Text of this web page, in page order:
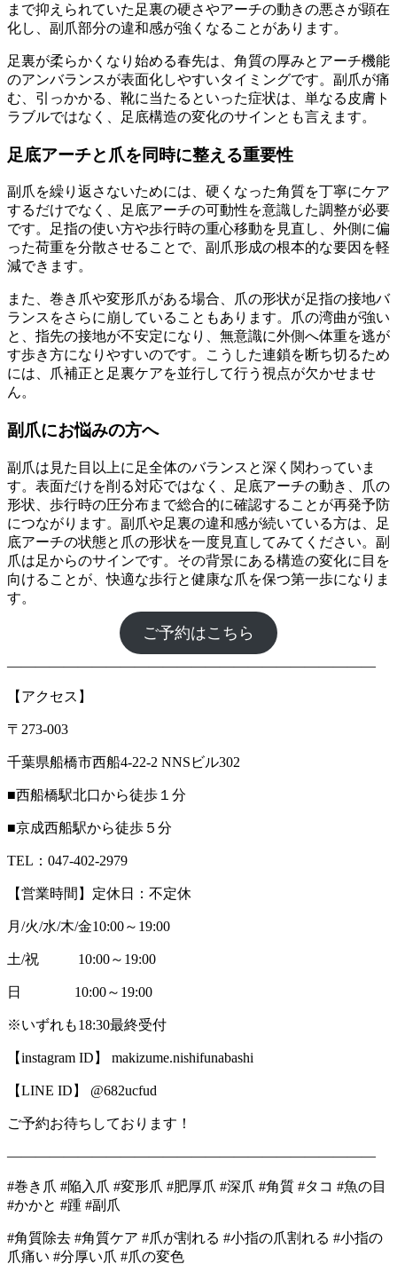
まで抑えられていた足裏の硬さやアーチの動きの悪さが顕在
化し、副爪部分の違和感が強くなることがあります。
足裏が柔らかくなり始める春先は、角質の厚みとアーチ機能
のアンバランスが表面化しやすいタイミングです。副爪が痛
む、引っかかる、靴に当たるといった症状は、単なる皮膚ト
ラブルではなく、足底構造の変化のサインとも言えます。
足底アーチと爪を同時に整える重要性
副爪を繰り返さないためには、硬くなった角質を丁寧にケア
するだけでなく、足底アーチの可動性を意識した調整が必要
です。足指の使い方や歩行時の重心移動を見直し、外側に偏
った荷重を分散させることで、副爪形成の根本的な要因を軽
減できます。
また、巻き爪や変形爪がある場合、爪の形状が足指の接地バ
ランスをさらに崩していることもあります。爪の湾曲が強い
と、指先の接地が不安定になり、無意識に外側へ体重を逃が
す歩き方になりやすいのです。こうした連鎖を断ち切るため
には、爪補正と足裏ケアを並行して行う視点が欠かせませ
ん。
副爪にお悩みの方へ
副爪は見た目以上に足全体のバランスと深く関わっていま
す。表面だけを削る対応ではなく、足底アーチの動き、爪の
形状、歩行時の圧分布まで総合的に確認することが再発予防
につながります。副爪や足裏の違和感が続いている方は、足
底アーチの状態と爪の形状を一度見直してみてください。副
爪は足からのサインです。その背景にある構造の変化に目を
向けることが、快適な歩行と健康な爪を保つ第一歩になりま
す。
ご予約はこちら
――――――――――――――――――――――――――
【アクセス】
〒273-003
千葉県船橋市西船4-22-2 NNSビル302
■西船橋駅北口から徒歩１分
■京成西船駅から徒歩５分
TEL：047-402-2979
【営業時間】定休日：不定休
月/火/水/木/金10:00～19:00
土/祝 10:00～19:00
日 10:00～19:00
※いずれも18:30最終受付
【instagram ID】 makizume.nishifunabashi
【LINE ID】 @682ucfud
ご予約お待ちしております！
――――――――――――――――――――――――――
#巻き爪 #陥入爪 #変形爪 #肥厚爪 #深爪 #角質 #タコ #魚の目
#かかと #踵 #副爪
#角質除去 #角質ケア #爪が割れる #小指の爪割れる #小指の
爪痛い #分厚い爪 #爪の変色